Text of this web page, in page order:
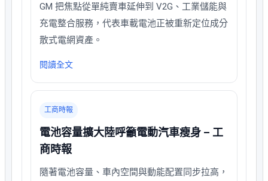
GM 把焦點從單純賣車延伸到 V2G、工業儲能與
充電整合服務，代表車載電池正被重新定位成分
散式電網資產。
閱讀全文
工商時報
電池容量擴大陸呼籲電動汽車瘦身 – 工
商時報
隨著電池容量、車內空間與動能配置同步拉高，